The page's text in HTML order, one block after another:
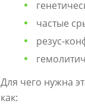
частые
резус-
Для чего нужна
как: